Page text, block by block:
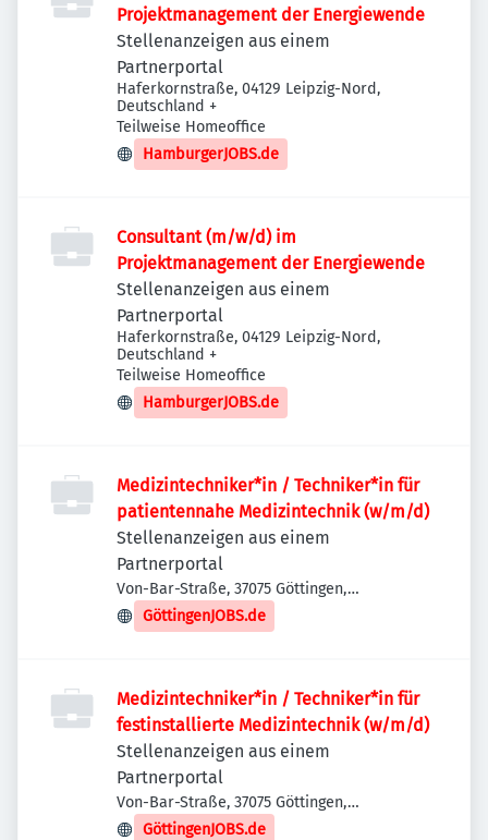
Projektmanagement der Energiewende
Stellenanzeigen aus einem
Partnerportal
Haferkornstraße, 04129 Leipzig-Nord,
Deutschland +
Teilweise Homeoffice
HamburgerJOBS.de
Consultant (m/w/d) im
Projektmanagement der Energiewende
Stellenanzeigen aus einem
Partnerportal
Haferkornstraße, 04129 Leipzig-Nord,
Deutschland +
Teilweise Homeoffice
HamburgerJOBS.de
Medizintechniker*in / Techniker*in für
patientennahe Medizintechnik (w/m/d)
Stellenanzeigen aus einem
Partnerportal
Von-Bar-Straße, 37075 Göttingen,
Deutschland
GöttingenJOBS.de
Medizintechniker*in / Techniker*in für
festinstallierte Medizintechnik (w/m/d)
Stellenanzeigen aus einem
Partnerportal
Von-Bar-Straße, 37075 Göttingen,
Deutschland
GöttingenJOBS.de